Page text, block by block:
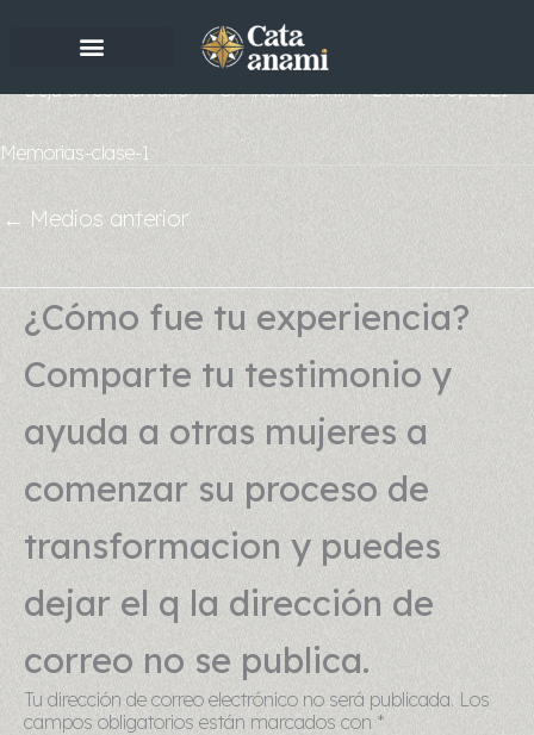
contenido
Deja un comentario / PorAnamiAdmin/23 febrero, 2021
Memorias-clase-1
← Medios anterior
¿Cómo fue tu experiencia?
Comparte tu testimonio y
ayuda a otras mujeres a
comenzar su proceso de
transformacion y puedes
dejar el q la dirección de
correo no se publica.
Tu dirección de correo electrónico no será publicada. Los
campos obligatorios están marcados con *